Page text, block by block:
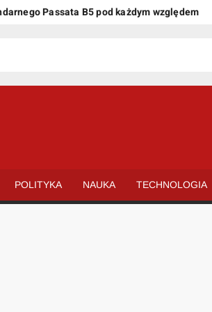
Passata B5 pod każdym względem
POLITYKA NAUKA TECHNOLOGIA